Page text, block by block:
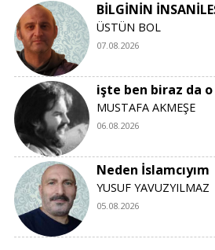
BİLGİNİN
ÜSTÜN BOL
07.08.2026
işte ben biraz da
MUSTAFA AKMEŞE
06.08.2026
Neden İslamcıyım
YUSUF YAVUZYILMAZ
05.08.2026